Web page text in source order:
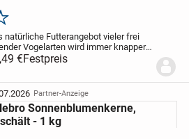
Merken
natürliche Futterangebot vieler frei
Vogelarten wird immer knapper,
in den Städten. Versorgen Sie
gefiederten Gäste mit den geschälten
€Festpreis
Partner-Anzeige
Sonnenblumenkerne,
- 1 kg